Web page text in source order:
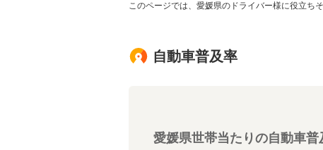
このページでは、愛媛県のドライバー様に役立ち
自動車普及率
愛媛県世帯当たりの自動車普